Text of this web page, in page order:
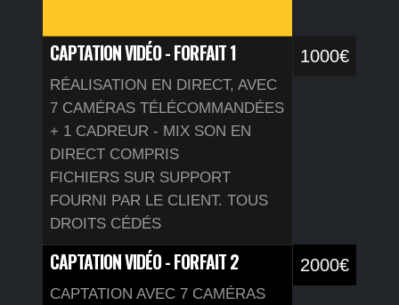
CAPTATION VIDÉO - FORFAIT 1
RÉALISATION EN DIRECT, AVEC
7 CAMÉRAS TÉLÉCOMMANDÉES
+ 1 CADREUR - MIX SON EN
DIRECT COMPRIS
FICHIERS SUR SUPPORT
FOURNI PAR LE CLIENT. TOUS
DROITS CÉDÉS
1000€
CAPTATION VIDÉO - FORFAIT 2
CAPTATION AVEC 7 CAMÉRAS
2000€